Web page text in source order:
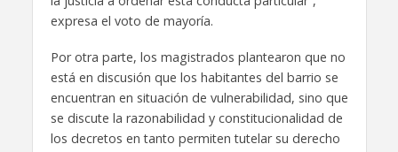
expresa el voto de mayoría.
Por otra parte, los magistrados plantearon que no
está en discusión que los habitantes del barrio se
encuentran en situación de vulnerabilidad, sino que
se discute la razonabilidad y constitucionalidad de
los decretos en tanto permiten tutelar su derecho